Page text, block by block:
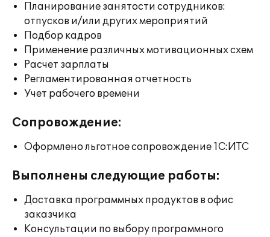
Планирование занятости сотрудников:
отпусков и/или других мероприятий
Подбор кадров
Применение различных мотивационных схем
Расчет зарплаты
Регламентированная отчетность
Учет рабочего времени
Сопровождение:
Оформлено льготное сопровождение 1С:ИТС
Выполнены следующие работы:
Доставка программных продуктов в офис
заказчика
Консультации по выбору программного